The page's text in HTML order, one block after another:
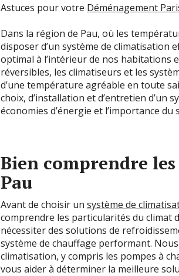
Astuces pour votre Déménagement
Dans la région de Pau, où les
disposer d’un système de
optimal à l’intérieur de nos habitations
réversibles, les climatiseurs et les
d’une température agréable en toute
choix, d’installation et d’entretien d’un
économies d’énergie et l’importance du
Bien comprendre
Pau
Avant de choisir un système de
comprendre les particularités du climat
nécessiter des solutions de
système de chauffage performant.
climatisation, y compris les pompes à
vous aider à déterminer la meilleure